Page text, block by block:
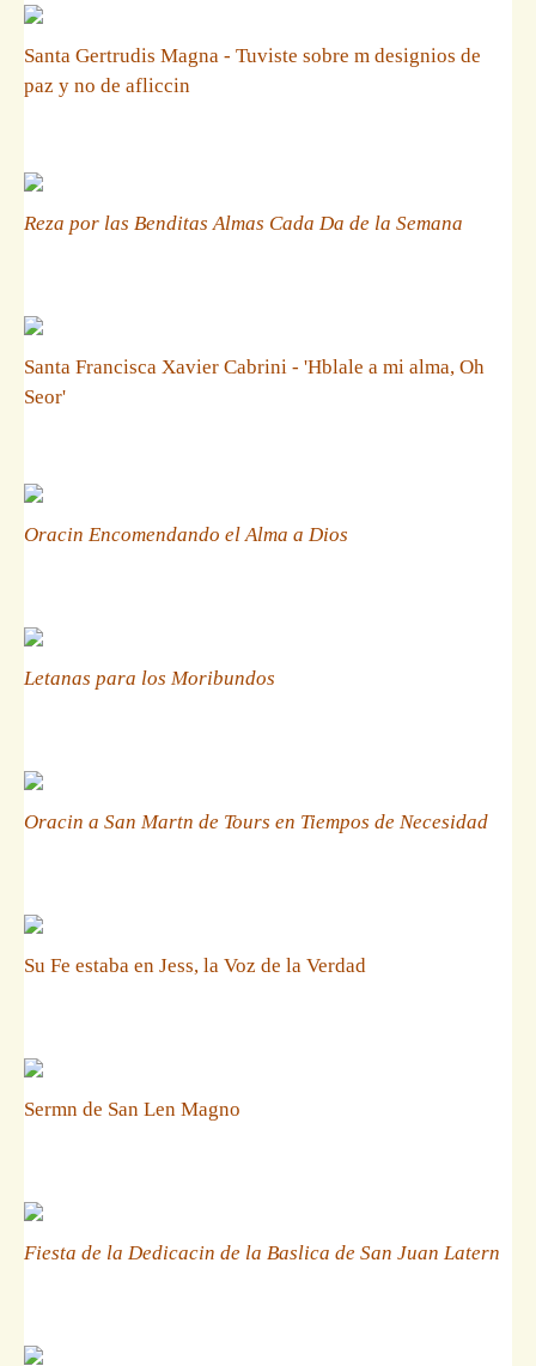
Santa Gertrudis Magna - Tuviste sobre m designios de
paz y no de afliccin
Reza por las Benditas Almas Cada Da de la Semana
Santa Francisca Xavier Cabrini - 'Hblale a mi alma, Oh
Seor'
Oracin Encomendando el Alma a Dios
Letanas para los Moribundos
Oracin a San Martn de Tours en Tiempos de Necesidad
Su Fe estaba en Jess, la Voz de la Verdad
Sermn de San Len Magno
Fiesta de la Dedicacin de la Baslica de San Juan Latern